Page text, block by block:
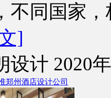
不同国家
]
设计 2020
郑州酒店设计公司